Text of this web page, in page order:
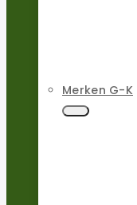
Merken G-K